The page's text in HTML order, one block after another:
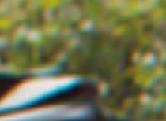
en 6 mobiele
hebben
beschikt over een WiFi
jongeren in staat om